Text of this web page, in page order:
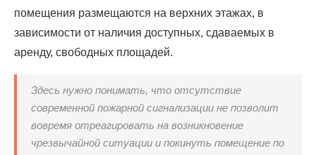
помещения размещаются на верхних этажах, в
зависимости от наличия доступных, сдаваемых в
аренду, свободных площадей.
Здесь нужно понимать, что отсутствие
современной пожарной сигнализации не позволит
вовремя отреагировать на возникновение
чрезвычайной ситуации и покинуть помещение по